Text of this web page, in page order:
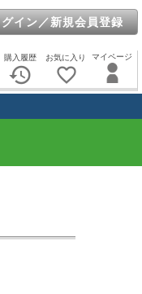
イン／新規会員登録
マイページ
お気に入り
favorite_border
購入履歴
history